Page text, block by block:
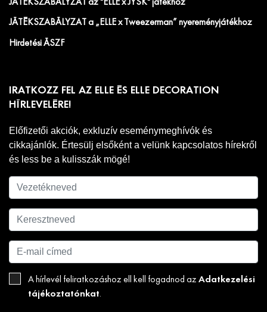
JÁTÉKSZABÁLYZAT az "ELLE x JYSK" játékhoz
JÁTÉKSZABÁLYZAT a „ELLE x Tweezerman” nyereményjátékhoz
Hirdetési ÁSZF
IRATKOZZ FEL AZ ELLE ÉS ELLE DECORATION
HÍRLEVELÉRE!
Előfizetői akciók, exkluzív eseménymeghívók és
cikkajánlók. Értesülj elsőként a velünk kapcsolatos hírekről
és less be a kulisszák mögé!
A hírlevél feliratkozáshoz ell kell fogadnod az Adatkezelési
tájékoztatónkat.